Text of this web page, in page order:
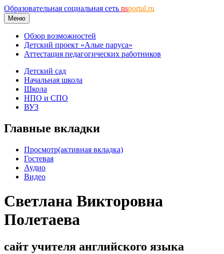
Образовательная социальная сеть nsportal.ru
Меню
Обзор возможностей
Детский проект «Алые паруса»
Аттестация педагогических работников
Детский сад
Начальная школа
Школа
НПО и СПО
ВУЗ
Главные вкладки
Просмотр(активная вкладка)
Гостевая
Аудио
Видео
Светлана Викторовна
Полетаева
сайт учителя английского языка